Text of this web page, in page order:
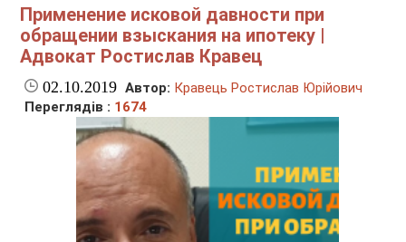
Применение исковой давности при
обращении взыскания на ипотеку |
Адвокат Ростислав Кравец
02.10.2019 Автор: Кравець Ростислав Юрійович
Переглядів : 1674